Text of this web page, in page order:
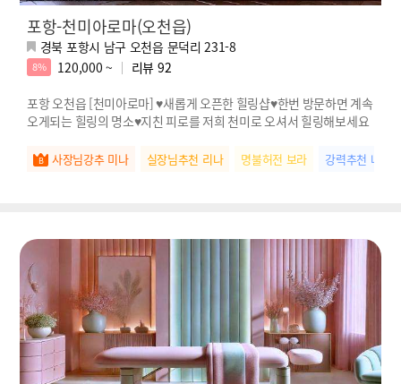
포항-천미아로마(오천읍)
경북 포항시 남구 오천읍 문덕리 231-8
8% 120,000 ~ 리뷰 92
포항 오천읍 [천미아로마] ♥새롭게 오픈한 힐링샵♥한번 방문하면 계속
오게되는 힐링의 명소♥지친 피로를 저희 천미로 오셔서 힐링해보세요
사장님강추 미나 실장님추천 리나 명불허전 보라 강력추천 나연